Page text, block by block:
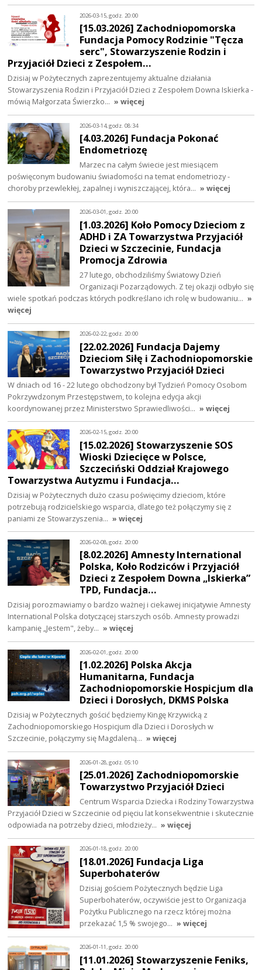
2026-03-15, godz. 20:00
[15.03.2026] Zachodniopomorska
Fundacja Pomocy Rodzinie "Tęcza
serc", Stowarzyszenie Rodzin i
Przyjaciół Dzieci z Zespołem…
Dzisiaj w Pożytecznych zaprezentujemy aktualne działania
Stowarzyszenia Rodzin i Przyjaciół Dzieci z Zespołem Downa Iskierka -
mówią Małgorzata Świerzko… » więcej
2026-03-14, godz. 08:34
[4.03.2026] Fundacja Pokonać
Endometriozę
Marzec na całym świecie jest miesiącem
poświęconym budowaniu świadomości na temat endometriozy -
choroby przewlekłej, zapalnej i wyniszczającej, która… » więcej
2026-03-01, godz. 20:00
[1.03.2026] Koło Pomocy Dzieciom z
ADHD i ZA Towarzystwa Przyjaciół
Dzieci w Szczecinie, Fundacja
Promocja Zdrowia
27 lutego, obchodziliśmy Światowy Dzień
Organizacji Pozarządowych. Z tej okazji odbyło się
wiele spotkań podczas których podkreślano ich rolę w budowaniu… »
więcej
2026-02-22, godz. 20:00
[22.02.2026] Fundacja Dajemy
Dzieciom Siłę i Zachodniopomorskie
Towarzystwo Przyjaciół Dzieci
W dniach od 16 - 22 lutego obchodzony był Tydzień Pomocy Osobom
Pokrzywdzonym Przestępstwem, to kolejna edycja akcji
koordynowanej przez Ministerstwo Sprawiedliwości… » więcej
2026-02-15, godz. 20:00
[15.02.2026] Stowarzyszenie SOS
Wioski Dziecięce w Polsce,
Szczeciński Oddział Krajowego
Towarzystwa Autyzmu i Fundacja…
Dzisiaj w Pożytecznych dużo czasu poświęcimy dzieciom, które
potrzebują rodzicielskiego wsparcia, dlatego też połączymy się z
paniami ze Stowarzyszenia… » więcej
2026-02-08, godz. 20:00
[8.02.2026] Amnesty International
Polska, Koło Rodziców i Przyjaciół
Dzieci z Zespołem Downa „Iskierka”
TPD, Fundacja…
Dzisiaj porozmawiamy o bardzo ważnej i ciekawej inicjatywie Amnesty
International Polska dotyczącej starszych osób. Amnesty prowadzi
kampanię „Jestem", żeby… » więcej
2026-02-01, godz. 20:00
[1.02.2026] Polska Akcja
Humanitarna, Fundacja
Zachodniopomorskie Hospicjum dla
Dzieci i Dorosłych, DKMS Polska
Dzisiaj w Pożytecznych gościć będziemy Kingę Krzywicką z
Zachodniopomorskiego Hospicjum dla Dzieci i Dorosłych w
Szczecinie, połączymy się Magdaleną… » więcej
2026-01-28, godz. 05:10
[25.01.2026] Zachodniopomorskie
Towarzystwo Przyjaciół Dzieci
Centrum Wsparcia Dziecka i Rodziny Towarzystwa
Przyjaciół Dzieci w Szczecinie od pięciu lat konsekwentnie i skutecznie
odpowiada na potrzeby dzieci, młodzieży… » więcej
2026-01-18, godz. 20:00
[18.01.2026] Fundacja Liga
Superbohaterów
Dzisiaj gościem Pożytecznych będzie Liga
Superbohaterów, oczywiście jest to Organizacja
Pożytku Publicznego na rzecz której można
przekazać 1,5 % swojego… » więcej
2026-01-11, godz. 20:00
[11.01.2026] Stowarzyszenie Feniks,